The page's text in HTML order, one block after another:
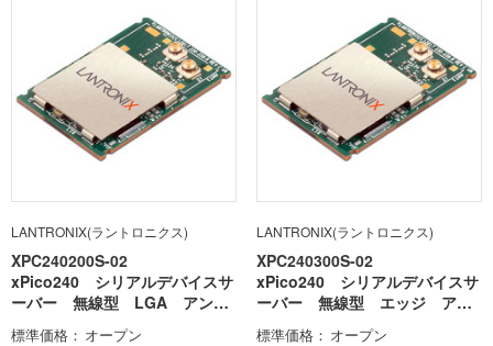
LANTRONIX(ラントロニクス)
XPC240200S-02
xPico240 シリアルデバイスサ
ーバー 無線型 LGA アンテ
ナ内蔵
標準価格
オープン
LANTRONIX(ラントロニクス)
XPC240300S-02
xPico240 シリアルデバイスサ
ーバー 無線型 エッジ アン
テナ外付け
標準価格
オープン